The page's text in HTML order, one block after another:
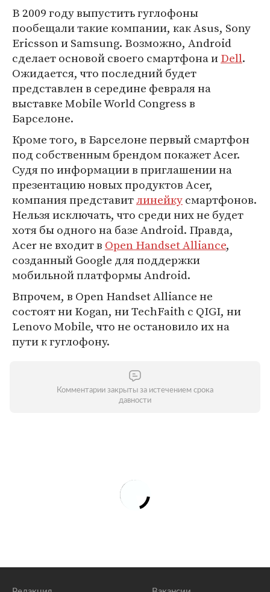
В 2009 году выпустить гуглофоны
пообещали такие компании, как Asus, Sony
Ericsson и Samsung. Возможно, Android
сделает основой своего смартфона иDell.
Ожидается, что последний будет
представлен в середине февраля на
выставке Mobile World Congress в
Барселоне.
Кроме того, в Барселоне первый смартфон
под собственным брендом покажет Acer.
Судя по информации в приглашении на
презентацию новых продуктов Acer,
компания представитлинейкусмартфонов.
Нельзя исключать, что среди них не будет
хотя бы одного на базе Android. Правда,
Acer не входит в Open Handset Alliance,
созданный Google для поддержки
мобильной платформы Android.
Впрочем, в Open Handset Alliance не
состоят ни Kogan, ни TechFaith с QIGI, ни
Lenovo Mobile, что не остановило их на
пути к гуглофону.
Комментарии закрыты за истечением срока
давности